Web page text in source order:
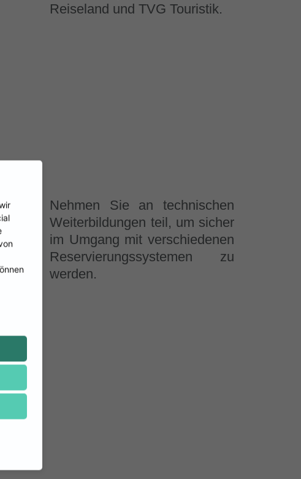
Reiseland und TVG Touristik.
Nehmen Sie an technischen
Weiterbildungen teil, um sicher
im Umgang mit verschiedenen
Reservierungssystemen zu
werden.